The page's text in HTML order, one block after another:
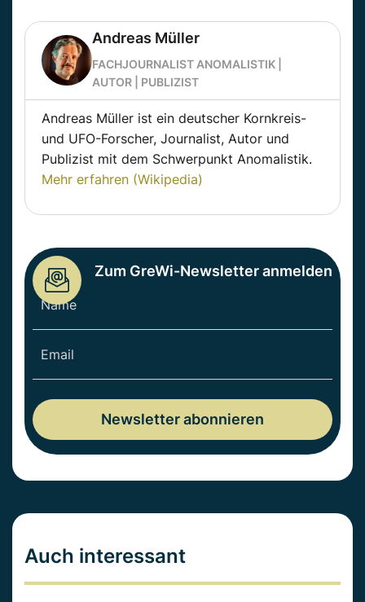
Andreas Müller
FACHJOURNALIST ANOMALISTIK |
AUTOR | PUBLIZIST
Andreas Müller ist ein deutscher Kornkreis-
und UFO-Forscher, Journalist, Autor und
Publizist mit dem Schwerpunkt Anomalistik.
Mehr erfahren (Wikipedia)
Zum GreWi-Newsletter anmelden
Auch interessant